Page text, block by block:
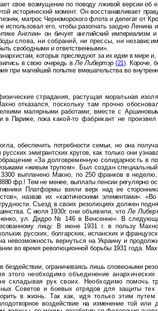
свое возмущение по поводу лживой версии об
исторический момент. Он восстанавливает
матрос Черноморского флота и делегатот
использовал его, чтобы разогнать заодно
Англии» он бичует английский империализми
слова, ни собраний, ни прессы, ни
свободными и ответственными».
которых преследуют за их идеи в мире и,
в свою очередь вЛе Либертэр (21). Короче,
при малейшей попытке вмешательства во
страдания, растущая моральная
отказался,поскольку там прочно
малярными работами; вместе с
в Париже, покакакой-то фабрикант не
обеспечить потребности семьи, но она
русских эмигрантских кругов, как только они
«За долговременную солидарность в
«живым трупом». Был создан специальный
3300 выплачено Махно, по 250 франков в
фр.! Тем не менее, выплаты пенсии регулярно
Платформы взяли верх над ее
назвав их«хаотическими элементами»:
Съезд в своих резолюциях должен
С июля 1930г.они объявили, чтоЛе
ул. Дидро № 146 в Венсенне». В
лицу. В июне 1931 г. в пользу
русских, болгарских, испанских и
невозможность вернуться на Украину и
во время революционной борьбы 1931 года.
бездействии, ограничиваясь лишь словесны­ми
этого необходимо объединение
складывая рук своих. Необходимо помочь
Советов и боевых отрядов для защиты тех
в жизнь.Так как, идя только этим
воздействие на изменение той или